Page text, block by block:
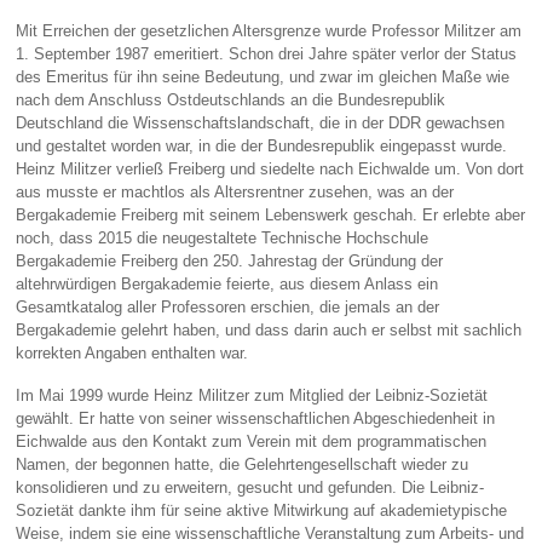
Mit Erreichen der gesetzlichen Altersgrenze wurde Professor Militzer am
1. September 1987 emeritiert. Schon drei Jahre später verlor der Status
des Emeritus für ihn seine Bedeutung, und zwar im gleichen Maße wie
nach dem Anschluss Ostdeutschlands an die Bundesrepublik
Deutschland die Wissenschaftslandschaft, die in der DDR gewachsen
und gestaltet worden war, in die der Bundesrepublik eingepasst wurde.
Heinz Militzer verließ Freiberg und siedelte nach Eichwalde um. Von dort
aus musste er machtlos als Altersrentner zusehen, was an der
Bergakademie Freiberg mit seinem Lebenswerk geschah. Er erlebte aber
noch, dass 2015 die neugestaltete Technische Hochschule
Bergakademie Freiberg den 250. Jahrestag der Gründung der
altehrwürdigen Bergakademie feierte, aus diesem Anlass ein
Gesamtkatalog aller Professoren erschien, die jemals an der
Bergakademie gelehrt haben, und dass darin auch er selbst mit sachlich
korrekten Angaben enthalten war.
Im Mai 1999 wurde Heinz Militzer zum Mitglied der Leibniz-Sozietät
gewählt. Er hatte von seiner wissenschaftlichen Abgeschiedenheit in
Eichwalde aus den Kontakt zum Verein mit dem programmatischen
Namen, der begonnen hatte, die Gelehrtengesellschaft wieder zu
konsolidieren und zu erweitern, gesucht und gefunden. Die Leibniz-
Sozietät dankte ihm für seine aktive Mitwirkung auf akademietypische
Weise, indem sie eine wissenschaftliche Veranstaltung zum Arbeits- und